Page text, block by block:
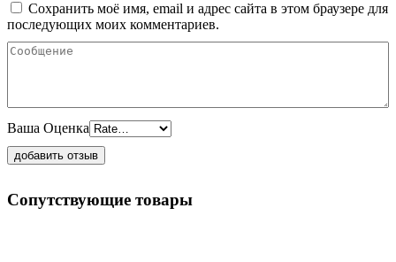
Сохранить моё имя, email и адрес сайта в этом браузере для
последующих моих комментариев.
Ваша Оценка
Сопутствующие товары